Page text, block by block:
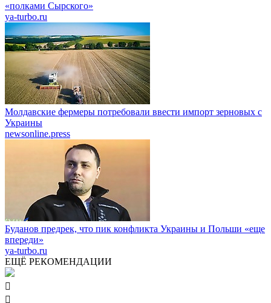
«полками Сырского»
ya-turbo.ru
Молдавские фермеры потребовали ввести импорт зерновых с
Украины
newsonline.press
Буданов предрек, что пик конфликта Украины и Польши «еще
впереди»
ya-turbo.ru
ЕЩЁ РЕКОМЕНДАЦИИ

